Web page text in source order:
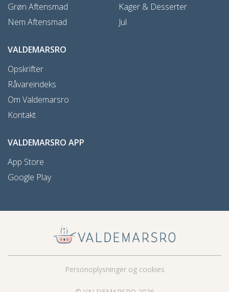
Grøn Aftensmad
Nem Aftensmad
Kager & Desserter
Jul
VALDEMARSRO
Opskrifter
Råvareindeks
Om Valdemarsro
Kontakt
VALDEMARSRO APP
App Store
Google Play
Personoplysninger og cookies